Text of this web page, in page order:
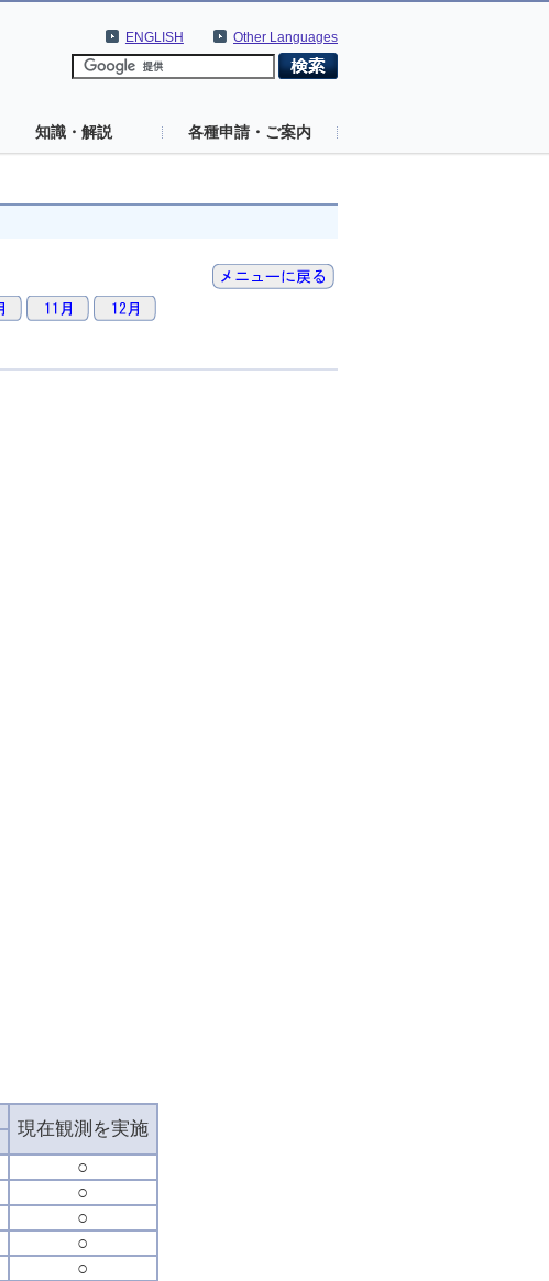
Other Languages
ENGLISH
知識・解説 各種申請・ご案内
現在観測を実施
○
○
○
○
○